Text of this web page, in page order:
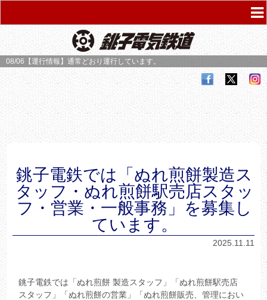
08/06【運行情報】 通常どおり運行しています。
銚子電鉄では「ぬれ煎餅製造ス
タッフ・ぬれ煎餅駅売店スタッ
フ・営業・一般事務」を募集し
ています。
2025.11.11
銚子電鉄では「ぬれ煎餅 製造スタッフ」「ぬれ煎餅駅売店
スタッフ」「ぬれ煎餅の営業」「ぬれ煎餅販売、管理におい